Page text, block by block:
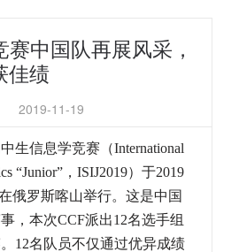
中国队再展风采，
佳绩
2019-11-19
生信息学竞赛（International
“Junior” ， ISIJ2019）于2019
俄罗斯喀山举行。这是中国
，本次CCF派出12名选手组
12名队员不仅通过优异成绩